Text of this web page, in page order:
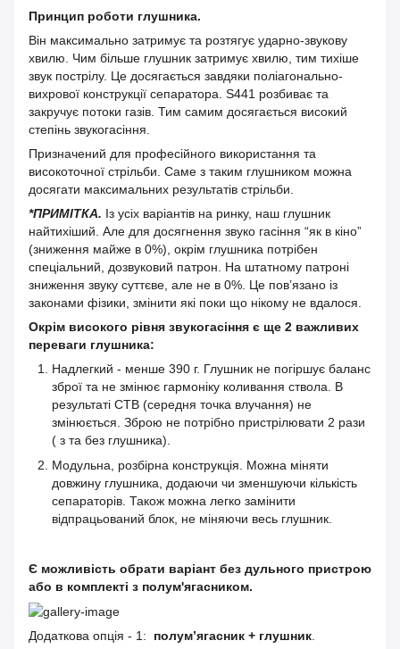
Принцип роботи глушника.
Він максимально затримує та розтягує ударно-звукову
хвилю. Чим більше глушник затримує хвилю, тим тихіше
звук пострілу. Це досягається завдяки поліагонально-
вихрової конструкції сепаратора. S441 розбиває та
закручує потоки газів. Тим самим досягається високий
степінь звукогасіння.
Призначений для професійного використання та
високоточної стрільби. Саме з таким глушником можна
досягати максимальних результатів стрільби.
*ПРИМІТКА. Із усіх варіантів на ринку, наш глушник
найтихіший. Але для досягнення звуко гасіння “як в кіно”
(зниження майже в 0%), окрім глушника потрібен
спеціальний, дозвуковий патрон. На штатному патроні
зниження звуку суттєве, але не в 0%. Це пов’язано із
законами фізики, змінити які поки що нікому не вдалося.
Окрім високого рівня звукогасіння є ще 2 важливих
переваги глушника:
Надлегкий - менше 390 г. Глушник не погіршує баланс
зброї та не змінює гармоніку коливання ствола. В
результаті СТВ (середня точка влучання) не
змінюється. Зброю не потрібно пристрілювати 2 рази
( з та без глушника).
Модульна, розбірна конструкція. Можна міняти
довжину глушника, додаючи чи зменшуючи кількість
сепараторів. Також можна легко замінити
відпрацьований блок, не міняючи весь глушник.
Є можливість обрати варіант без дульного пристрою
або в комплекті з полум'ягасником.
Додаткова опція - 1: полум’ягасник + глушник